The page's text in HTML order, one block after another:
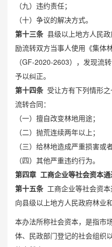
（九）违约责任；
（十）争议的解决方式。
第十三条 县级以上地方人民
励流转双方当事人使用《集体
（GF-2020-2603），发现流
予以纠正。
第十四条 受让方有下列情形
流转合同：
（一）擅自改变林地用途；
（二）抛荒连续两年以上；
（三）给林地造成严重损害或
（四）其他严重违约行为。
第四章 工商企业等社会资本
第十五条 工商企业等社会资
向县级以上地方人民政府林业
本办法所称社会资本，是指市
体、民政部门登记的社会组织